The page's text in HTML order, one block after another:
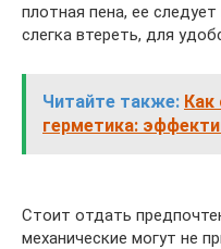
плотная пена, ее
слегка втереть, для
Читайте также: Как
герметика:
Стоит отдать
механические могут не